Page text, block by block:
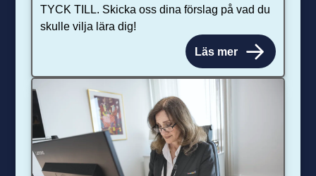
TYCK TILL. Skicka oss dina förslag på vad du
skulle vilja lära dig!
Läs mer